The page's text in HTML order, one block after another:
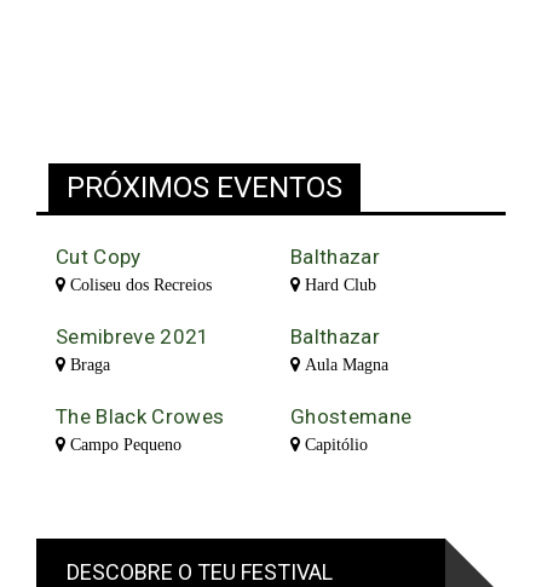
PRÓXIMOS EVENTOS
Cut Copy
Coliseu dos Recreios
Balthazar
Hard Club
Semibreve 2021
Braga
Balthazar
Aula Magna
The Black Crowes
Campo Pequeno
Ghostemane
Capitólio
DESCOBRE O TEU FESTIVAL